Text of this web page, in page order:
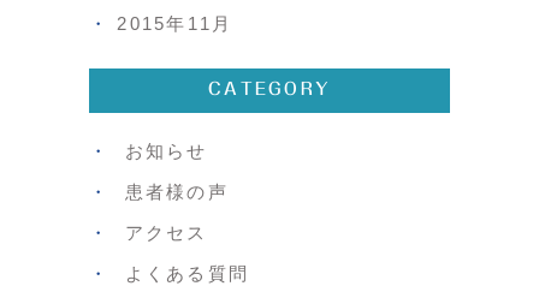
2015年11月
CATEGORY
お知らせ
患者様の声
アクセス
よくある質問